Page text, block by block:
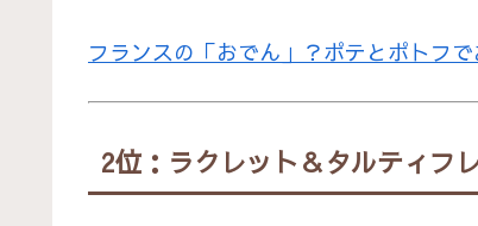
フランスの「おでん」？ポテとポトフ
2位：ラクレット＆タルティ